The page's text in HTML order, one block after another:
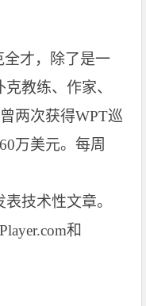
全才，除了是一
教练、作家、
两次获得WPT巡
万美元。每周
表技术性文章。
和